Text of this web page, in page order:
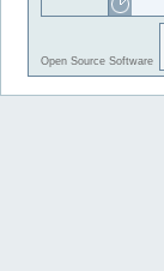
Open Source Software